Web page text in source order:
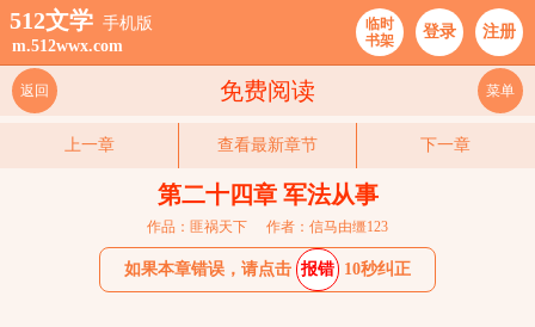
512文学 手机版
m.512wwx.com
临时
书架
登录 注册
免费阅读
返回 菜单
上一章 查看最新章节 下一章
第二十四章 军法从事
作品：匪祸天下 作者：信马由缰123
如果本章错误，请点击 报错 10秒纠正